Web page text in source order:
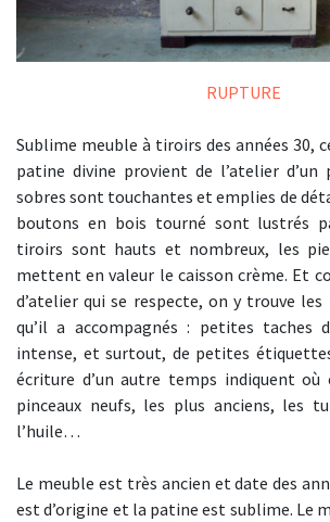
RUPTURE
Sublime meuble à tiroirs des années 30,
patine divine provient de l’atelier d’un
sobres sont touchantes et emplies de
boutons en bois tourné sont lustrés
tiroirs sont hauts et nombreux, les
mettent en valeur le caisson crème. Et
d’atelier qui se respecte, on y trouve
qu’il a accompagnés : petites taches
intense, et surtout, de petites
écriture d’un autre temps indiquent où
pinceaux neufs, les plus anciens, les
l’huile…
Le meuble est très ancien et date des
est d’origine et la patine est sublime. Le